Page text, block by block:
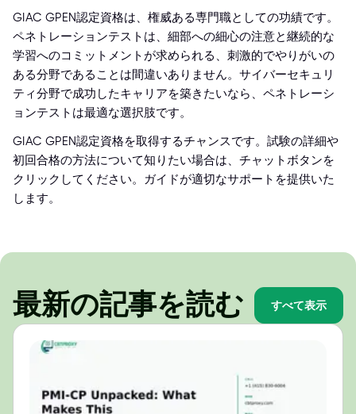
GIAC GPEN認定資格は、権威ある専門職としての功績です。
ペネトレーションテストは、細部への細心の注意と継続的な
学習へのコミットメントが求められる、刺激的でやりがいの
ある分野であることは間違いありません。サイバーセキュリ
ティ分野で成功したキャリアを築きたいなら、ペネトレーシ
ョンテストは最適な選択肢です。
GIAC GPEN認定資格を取得するチャンスです。試験の詳細や
初回合格の方法について知りたい場合は、チャットボタンを
クリックしてください。ガイドが適切なサポートを提供いた
します。
最新の記事を読む すべて表示